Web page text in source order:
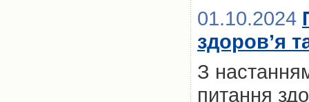
01.10.2024
здоров’я
З
питання